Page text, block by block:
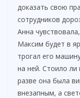
доказать свою
сотрудников
Анна
Максим будет в
трогал его
на ней. Стоило ли
разве она была
внезапным, а